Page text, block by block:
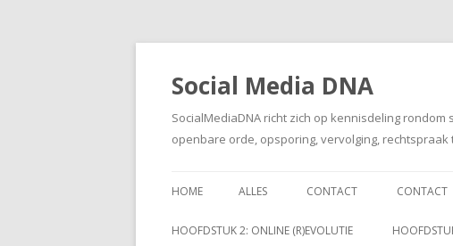
Social Media DNA
SocialMediaDNA richt zich op kennisdeling
openbare orde, opsporing, vervolging,
HOME ALLES CONTACT CONTACT
HOOFDSTUK 2: ONLINE (R)EVOLUTIE